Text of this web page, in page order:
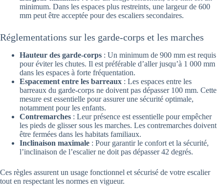
minimum. Dans les espaces plus restreints, une largeur de 600
mm peut être acceptée pour des escaliers secondaires.
Réglementations sur les garde-corps et les marches
Hauteur des garde-corps : Un minimum de 900 mm est requis
pour éviter les chutes. Il est préférable d’aller jusqu’à 1 000 mm
dans les espaces à forte fréquentation.
Espacement entre les barreaux : Les espaces entre les
barreaux du garde-corps ne doivent pas dépasser 100 mm. Cette
mesure est essentielle pour assurer une sécurité optimale,
notamment pour les enfants.
Contremarches : Leur présence est essentielle pour empêcher
les pieds de glisser sous les marches. Les contremarches doivent
être fermées dans les habitats familiaux.
Inclinaison maximale : Pour garantir le confort et la sécurité,
l’inclinaison de l’escalier ne doit pas dépasser 42 degrés.
Ces règles assurent un usage fonctionnel et sécurisé de votre escalier
tout en respectant les normes en vigueur.